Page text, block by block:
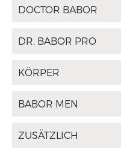
DOCTOR BABOR
DR. BABOR PRO
KÖRPER
BABOR MEN
ZUSÄTZLICH